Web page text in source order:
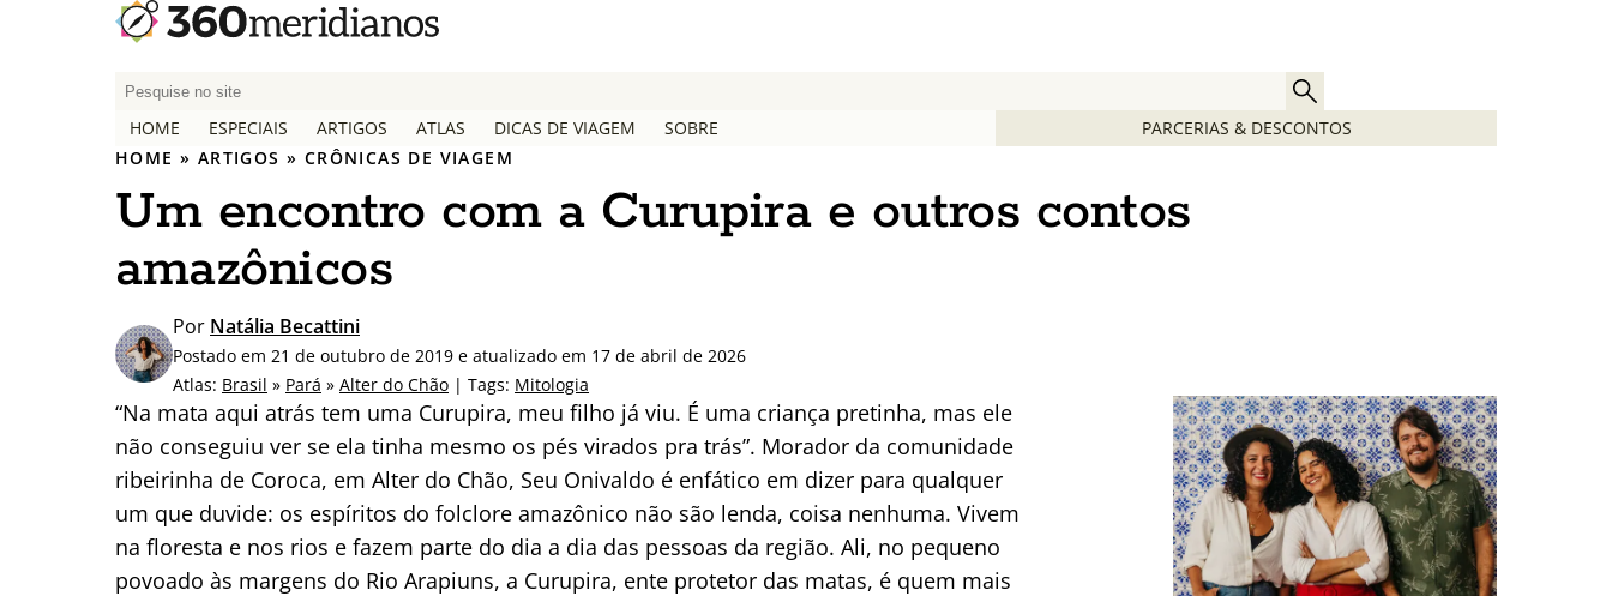
P
q
u
s
a
p
o
r
HOME ESPECIAIS ARTIGOS ATLAS DICAS DE VIAGEM SOBRE
PARCERIAS & DESCONTOS
HOME » ARTIGOS » CRÔNICAS DE VIAGEM
Um encontro com a Curupira e outros contos
amazônicos
Por Natália Becattini
Postado em 21 de outubro de 2019 e atualizado em 17 de abril de 2026
Atlas: Brasil » Pará » Alter do Chão | Tags: Mitologia
“Na mata aqui atrás tem uma Curupira, meu filho já viu. É uma criança pretinha, mas ele
não conseguiu ver se ela tinha mesmo os pés virados pra trás”. Morador da comunidade
ribeirinha de Coroca, em Alter do Chão, Seu Onivaldo é enfático em dizer para qualquer
um que duvide: os espíritos do folclore amazônico não são lenda, coisa nenhuma. Vivem
na floresta e nos rios e fazem parte do dia a dia das pessoas da região. Ali, no pequeno
povoado às margens do Rio Arapiuns, a Curupira, ente protetor das matas, é quem mais